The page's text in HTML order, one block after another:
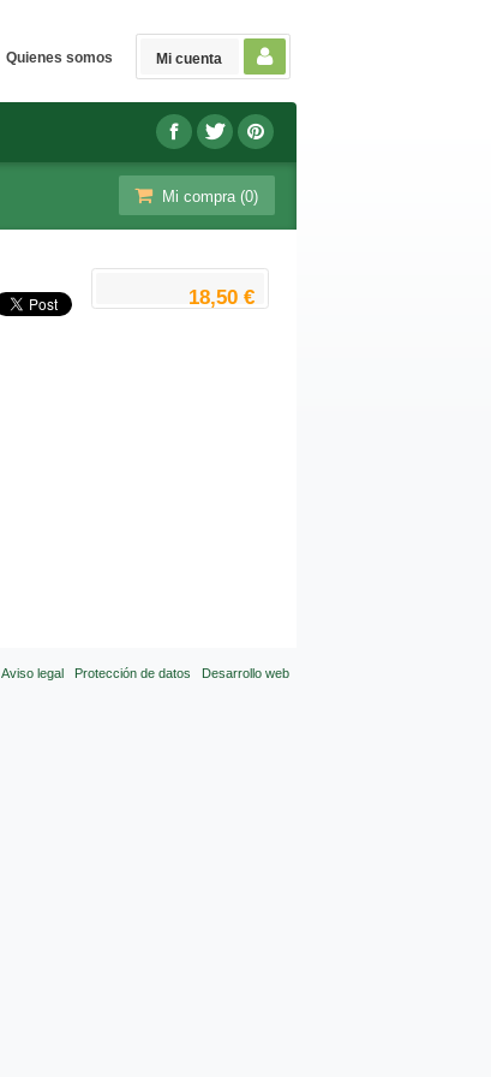
Mi cuenta
Quienes somos
Mi compra (0)
18,50 €
Aviso legal Protección de datos Desarrollo web